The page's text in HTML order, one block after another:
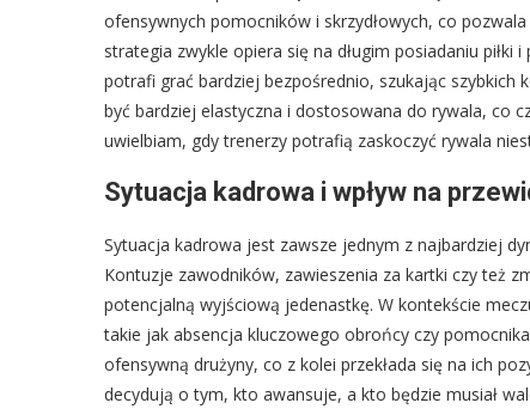
ofensywnych pomocników i skrzydłowych, co
strategia zwykle opiera się na długim posiadaniu
potrafi grać bardziej bezpośrednio, szukając szybkich
być bardziej elastyczna i dostosowana do rywala, co
uwielbiam, gdy trenerzy potrafią zaskoczyć rywala
Sytuacja kadrowa i wpływ na
Sytuacja kadrowa jest zawsze jednym z najbardziej
Kontuzje zawodników, zawieszenia za kartki czy też
potencjalną wyjściową jedenastkę. W kontekście
takie jak absencja kluczowego obrońcy czy
ofensywną drużyny, co z kolei przekłada się na ich
decydują o tym, kto awansuje, a kto będzie musiał